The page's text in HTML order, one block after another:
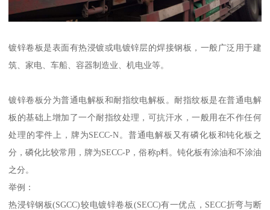
镀锌卷板是表面有热浸镀或电镀锌层的焊接钢板，一般广泛用于建
筑、家电、车船、容器制造业、机电业等。
镀锌卷板分为普通电解板和耐指纹电解板。耐指纹板是在普通电解
板的基础上增加了一个耐指纹处理，可抗汗水，一般用在不作任何
处理的零件上，牌为SECC-N。普通电解板又有磷化板和钝化板之
分，磷化比较常用，牌为SECC-P，俗称p料。钝化板有涂油和不涂油
之分。
举例：
热浸锌钢板(SGCC)较电镀锌卷板(SECC)有一优点，SECC折弯与断